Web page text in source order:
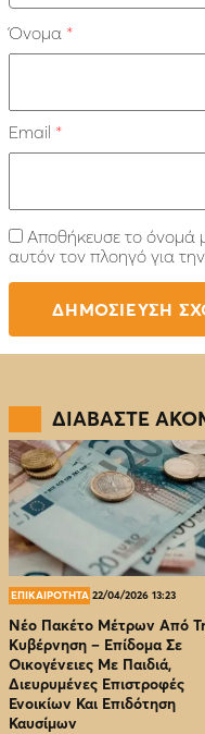
Όνομα *
Email *
Αποθήκευσε το όνομά
αυτόν τον πλοηγό για
ΔΙΑΒΑΣΤΕ
ΕΠΙΚΑΙΡΟΤΗΤΑ 22/04/2026 13:23
Νέο Πακέτο Μέτρων Από
Κυβέρνηση – Επίδομα Σε
Οικογένειες Με Παιδιά,
Διευρυμένες Επιστροφές
Ενοικίων Και Επιδότηση
Καυσίμων